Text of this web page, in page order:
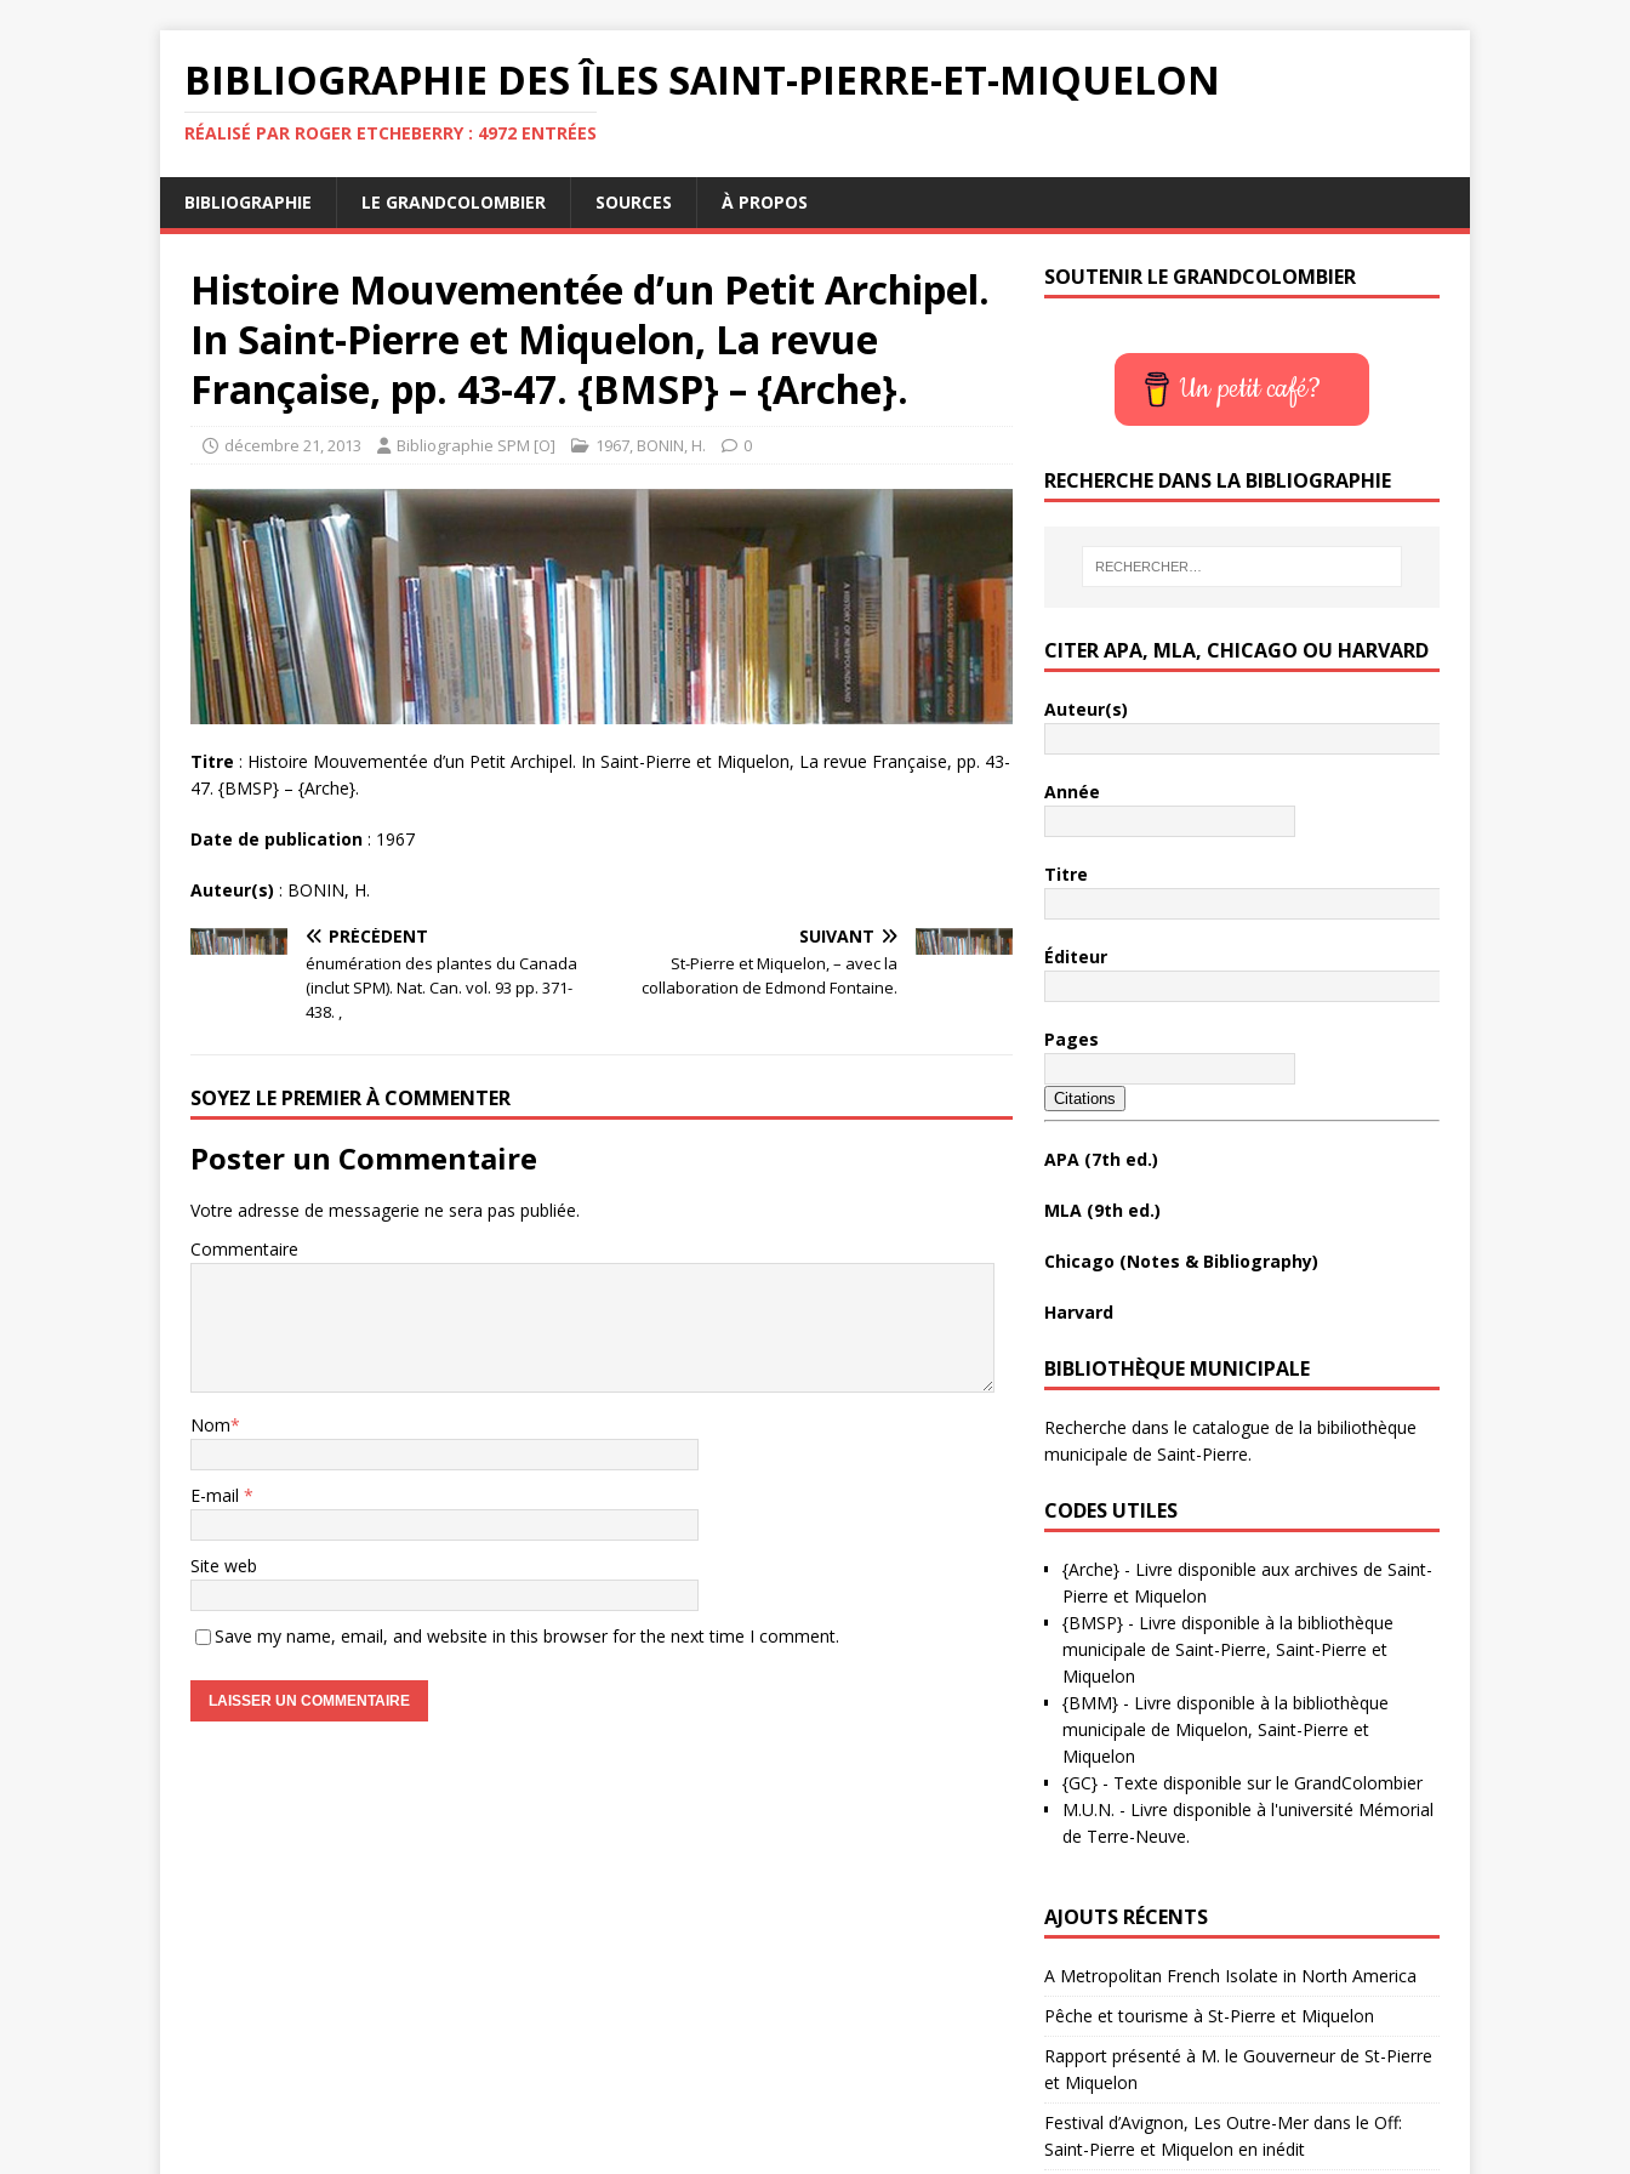
BIBLIOGRAPHIE DES ÎLES SAINT-PIERRE-ET-MIQUELON
RÉALISÉ PAR ROGER ETCHEBERRY : 4972 ENTRÉES
BIBLIOGRAPHIE LE GRANDCOLOMBIER SOURCES À PROPOS
Histoire Mouvementée d’un Petit Archipel.
In Saint-Pierre et Miquelon, La revue
Française, pp. 43-47. {BMSP} – {Arche}.
décembre 21, 2013 Bibliographie SPM [O] 1967, BONIN, H. 0
Titre : Histoire Mouvementée d’un Petit Archipel. In Saint-Pierre et Miquelon, La revue Française, pp. 43-
47. {BMSP} – {Arche}.
Date de publication : 1967
Auteur(s) : BONIN, H.
PRÉCÉDENT
énumération des plantes du Canada
(inclut SPM). Nat. Can. vol. 93 pp. 371-
438. ,
SUIVANT
St-Pierre et Miquelon, – avec la
collaboration de Edmond Fontaine.
SOYEZ LE PREMIER À COMMENTER
Poster un Commentaire
Votre adresse de messagerie ne sera pas publiée.
Commentaire
Nom*
E-mail *
Site web
Save my name, email, and website in this browser for the next time I comment.
SOUTENIR LE GRANDCOLOMBIER
Un petit café?
RECHERCHE DANS LA BIBLIOGRAPHIE
CITER APA, MLA, CHICAGO OU HARVARD
Auteur(s)
Année
Titre
Éditeur
Pages
Citations
APA (7th ed.)
MLA (9th ed.)
Chicago (Notes & Bibliography)
Harvard
BIBLIOTHÈQUE MUNICIPALE
Recherche dans le catalogue de la bibiliothèque
municipale de Saint-Pierre.
CODES UTILES
{Arche}- Livre disponible aux archives de Saint-
Pierre et Miquelon
{BMSP}- Livre disponible à la bibliothèque
municipale de Saint-Pierre, Saint-Pierre et
Miquelon
{BMM}- Livre disponible à la bibliothèque
municipale de Miquelon, Saint-Pierre et
Miquelon
{GC}- Texte disponible sur le GrandColombier
M.U.N. - Livre disponible à l'université Mémorial
de Terre-Neuve.
AJOUTS RÉCENTS
A Metropolitan French Isolate in North America
Pêche et tourisme à St-Pierre et Miquelon
Rapport présenté à M. le Gouverneur de St-Pierre
et Miquelon
Festival d’Avignon, Les Outre-Mer dans le Off:
Saint-Pierre et Miquelon en inédit